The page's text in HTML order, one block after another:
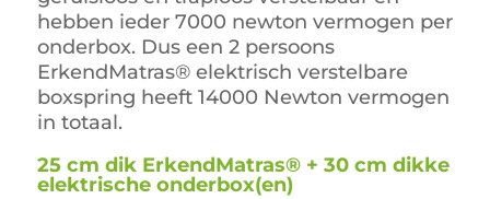
hebben ieder 7000 newton vermogen per
onderbox. Dus een 2 persoons
ErkendMatras® elektrisch verstelbare
boxspring heeft 14000 Newton vermogen
in totaal.
25 cm dik ErkendMatras® + 30 cm dikke
elektrische onderbox(en)